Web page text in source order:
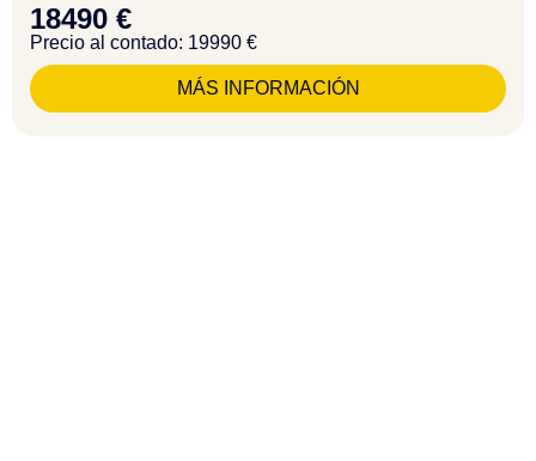
18490 €
Precio al contado: 19990 €
MÁS INFORMACIÓN